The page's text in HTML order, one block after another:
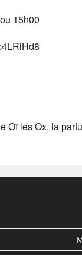
15h00
les Ox, la